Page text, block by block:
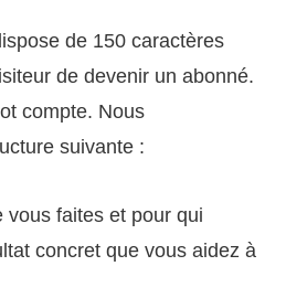
de 150 caractères
de devenir un abonné.
compte. Nous
suivante :
vous faites et pour qui
concret que vous aidez à